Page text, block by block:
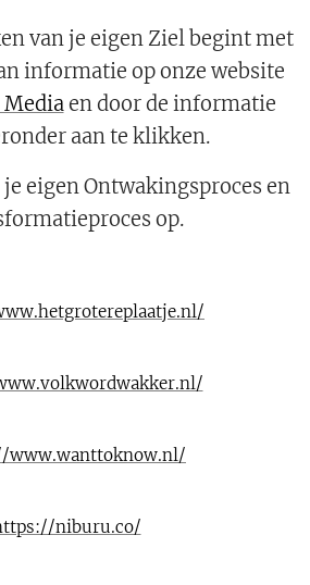
van je eigen Ziel begint met
informatie op onze website
Mediaen door de informatie
aan te klikken.
eigen Ontwakingsproces en
op.
www.wanttoknow.nl/
niburu.co/